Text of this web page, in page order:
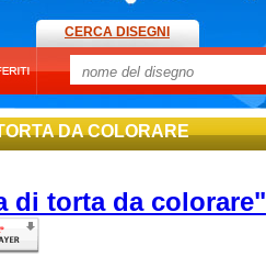
CERCA DISEGNI
DA COLORARE
di torta da colorare"